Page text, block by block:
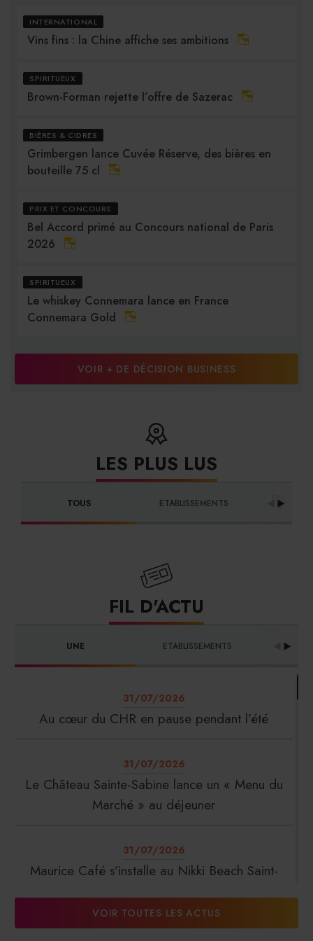
INTERNATIONAL
Vins fins : la Chine affiche ses ambitions
SPIRITUEUX
Brown-Forman rejette l’offre de Sazerac
BIÈRES & CIDRES
Grimbergen lance Cuvée Réserve, des bières en
bouteille 75 cl
PRIX ET CONCOURS
Bel Accord primé au Concours national de Paris
2026
SPIRITUEUX
Le whiskey Connemara lance en France
Connemara Gold
VOIR + DE DÉCISION BUSINESS
LES PLUS LUS
TOUS ETABLISSEMENTS
FIL D'ACTU
UNE ETABLISSEMENTS
31/07/2026
Au cœur du CHR en pause pendant l’été
31/07/2026
Le Château Sainte-Sabine lance un « Menu du
Marché » au déjeuner
31/07/2026
Maurice Café s’installe au Nikki Beach Saint-
VOIR TOUTES LES ACTUS